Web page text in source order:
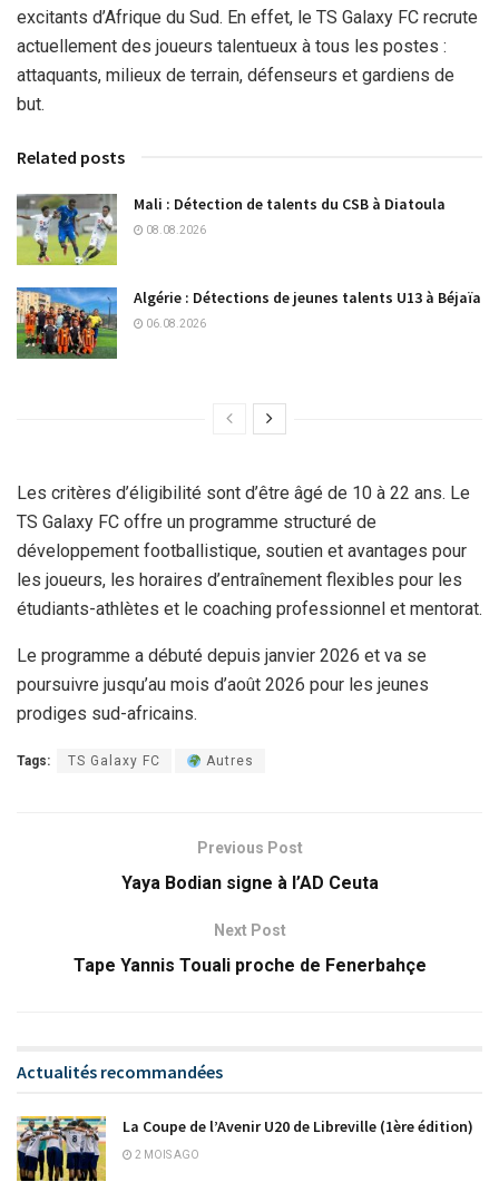
excitants d’Afrique du Sud. En effet, le TS Galaxy FC recrute
actuellement des joueurs talentueux à tous les postes :
attaquants, milieux de terrain, défenseurs et gardiens de
but.
Related posts
Mali : Détection de talents du CSB à Diatoula
08.08.2026
Algérie : Détections de jeunes talents U13 à Béjaïa
06.08.2026
Les critères d’éligibilité sont d’être âgé de 10 à 22 ans. Le
TS Galaxy FC offre un programme structuré de
développement footballistique, soutien et avantages pour
les joueurs, les horaires d’entraînement flexibles pour les
étudiants-athlètes et le coaching professionnel et mentorat.
Le programme a débuté depuis janvier 2026 et va se
poursuivre jusqu’au mois d’août 2026 pour les jeunes
prodiges sud-africains.
Tags: TS Galaxy FC Autres
Previous Post
Yaya Bodian signe à l’AD Ceuta
Next Post
Tape Yannis Touali proche de Fenerbahçe
Actualités recommandées
La Coupe de l’Avenir U20 de Libreville (1ère édition)
2 MOIS AGO